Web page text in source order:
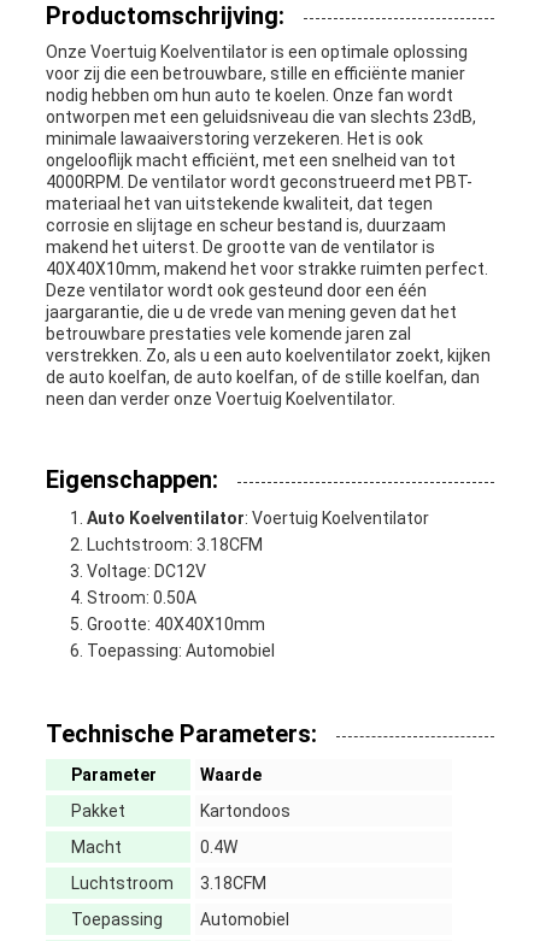
PRIVACY
POLICY
Productomschrijving:
Onze Voertuig Koelventilator is een optimale oplossing
voor zij die een betrouwbare, stille en efficiënte manier
nodig hebben om hun auto te koelen. Onze fan wordt
ontworpen met een geluidsniveau die van slechts 23dB,
minimale lawaaiverstoring verzekeren. Het is ook
ongelooflijk macht efficiënt, met een snelheid van tot
4000RPM. De ventilator wordt geconstrueerd met PBT-
materiaal het van uitstekende kwaliteit, dat tegen
corrosie en slijtage en scheur bestand is, duurzaam
makend het uiterst. De grootte van de ventilator is
40X40X10mm, makend het voor strakke ruimten perfect.
Deze ventilator wordt ook gesteund door een één
jaargarantie, die u de vrede van mening geven dat het
betrouwbare prestaties vele komende jaren zal
verstrekken. Zo, als u een auto koelventilator zoekt, kijken
de auto koelfan, de auto koelfan, of de stille koelfan, dan
neen dan verder onze Voertuig Koelventilator.
Eigenschappen:
Auto Koelventilator: Voertuig Koelventilator
Luchtstroom: 3.18CFM
Voltage: DC12V
Stroom: 0.50A
Grootte: 40X40X10mm
Toepassing: Automobiel
Technische Parameters:
Parameter
Waarde
Pakket
Kartondoos
Macht
0.4W
Luchtstroom
3.18CFM
Toepassing
Automobiel